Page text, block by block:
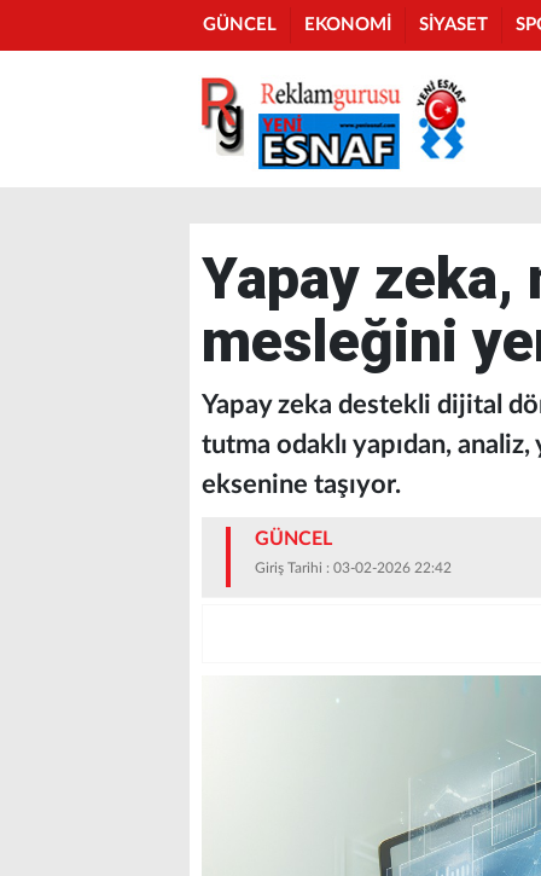
GÜNCEL EKONOMİ SİYASET
Yapay
mesleğini
Yapay zeka destekli dijital
tutma odaklı yapıdan,
eksenine taşıyor.
GÜNCEL
Giriş Tarihi : 03-02-2026 22:42